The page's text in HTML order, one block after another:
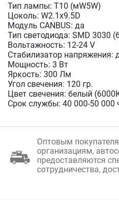
Тип лампы: Т10 (мW5W)
Цоколь: W2.1x9.5D
Модуль CANBUS: да
Тип светодиода: SMD 3030
Вольтажность: 12-24 V
Стабилизатор напряжения:
Мощность: 3 Вт
Яркость: 300 Лм
Угол свечения: 120 гр.
Цвет свечения: белый
Срок службы: 40 000-50 000
Оптовым
организациям,
предоставляются
сотрудничества,